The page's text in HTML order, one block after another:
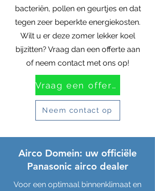
bacteriën, pollen en geurtjes en dat
tegen zeer beperkte energiekosten.
Wilt u er deze zomer lekker koel
bijzitten? Vraag dan een offerte aan
of neem contact met ons op!
Vraag een offerte aan
Neem contact op
Airco Domein: uw officiële
Panasonic airco dealer
Voor een optimaal binnenklimaat en